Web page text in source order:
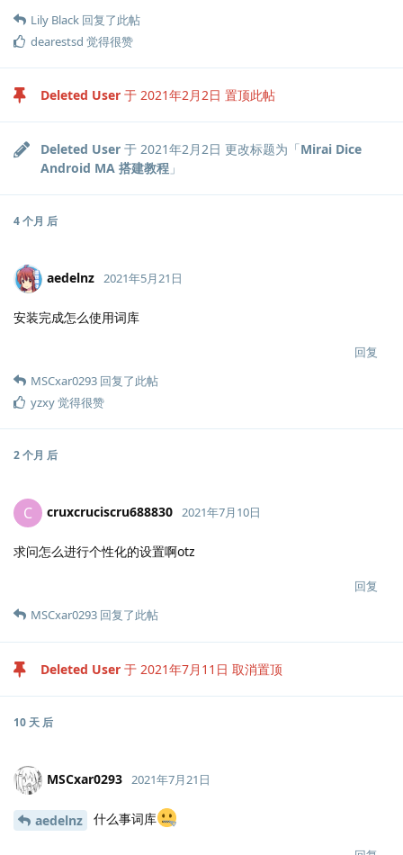
Lily Black 回复了此帖
dearestsd 觉得很赞
Deleted User 于 2021年2月2日 置顶此帖
Deleted User 于 2021年2月2日 更改标题为「Mirai Dice
Android MA 搭建教程 」
4 个月 后
aedelnz 2021年5月21日
安装完成怎么使用词库
回复
MSCxar0293 回复了此帖
yzxy觉得很赞
2 个月 后
C cruxcruciscru688830 2021年7月10日
求问怎么进行个性化的设置啊otz
回复
MSCxar0293 回复了此帖
Deleted User 于 2021年7月11日 取消置顶
10 天 后
MSCxar0293 2021年7月21日
aedelnz 什么事词库